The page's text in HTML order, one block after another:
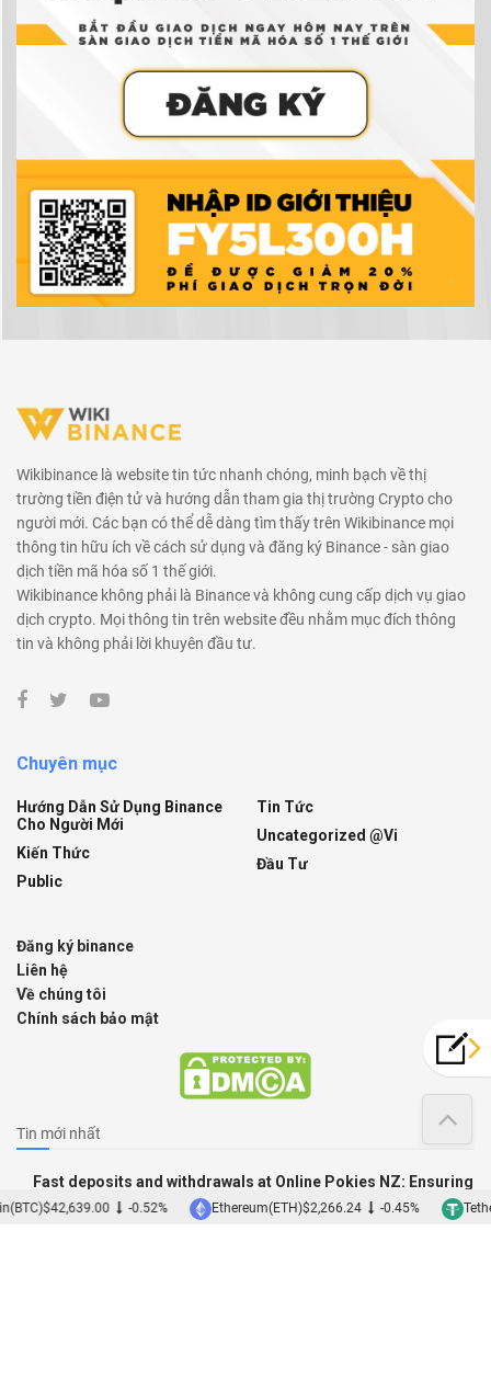
Wikibinance là website tin tức nhanh chóng, minh bạch về thị
trường tiền điện tử và hướng dẫn tham gia thị trường Crypto cho
người mới. Các bạn có thể dễ dàng tìm thấy trên Wikibinance mọi
thông tin hữu ích về cách sử dụng và đăng ký Binance - sàn giao
dịch tiền mã hóa số 1 thế giới.
Wikibinance không phải là Binance và không cung cấp dịch vụ giao
dịch crypto. Mọi thông tin trên website đều nhằm mục đích thông
tin và không phải lời khuyên đầu tư.
Chuyên mục
Hướng Dẫn Sử Dụng Binance
Cho Người Mới
Kiến Thức
Public
Tin Tức
Uncategorized @vi
Đầu Tư
Đăng ký binance
Liên hệ
Về chúng tôi
Chính sách bảo mật
Tin mới nhất
Fast deposits and withdrawals at Online Pokies NZ: Ensuring
a seamless gaming experience
$42,639.00 -0.52% Ethereum(ETH)$2,266.24 -0.45%